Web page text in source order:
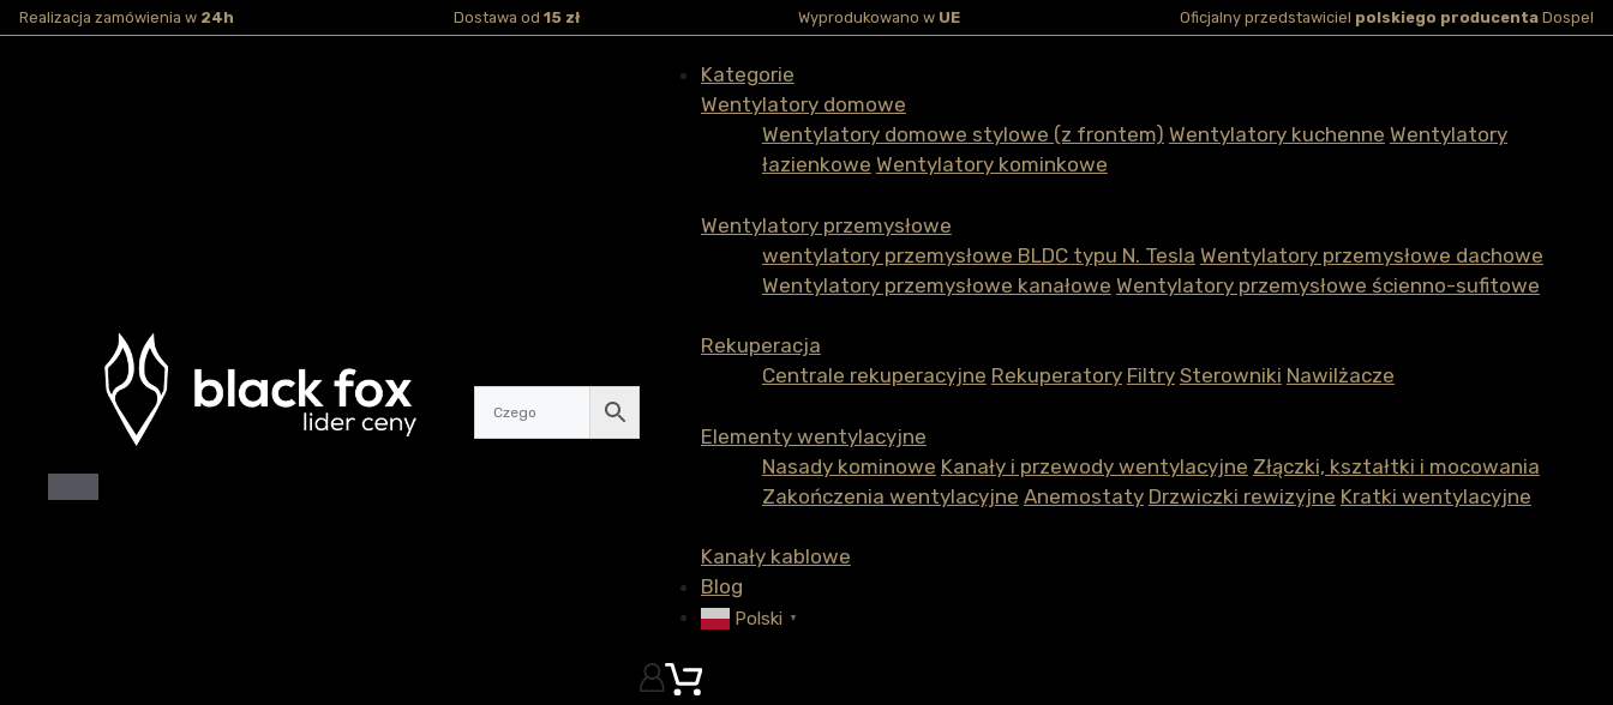
Przejdź
do
Realizacja zamówienia w 24h Dostawa od 15 zł Wyprodukowano w UE Oficjalny przedstawiciel polskiego producentaDospel
Kategorie
Wentylatory domowe
Wentylatory domowe stylowe (z frontem) Wentylatory kuchenne Wentylatory
łazienkowe Wentylatory kominkowe
Wentylatory przemysłowe
wentylatory przemysłowe BLDC typu N. Tesla Wentylatory przemysłowe dachowe
Wentylatory przemysłowe kanałowe Wentylatory przemysłowe ścienno-sufitowe
Rekuperacja
Centrale rekuperacyjne Rekuperatory Filtry Sterowniki Nawilżacze
Elementy wentylacyjne
Nasady kominowe Kanały i przewody wentylacyjne Złączki, kształtki i mocowania
Zakończenia wentylacyjne Anemostaty Drzwiczki rewizyjne Kratki wentylacyjne
Kanały kablowe
Blog
Polski ▼